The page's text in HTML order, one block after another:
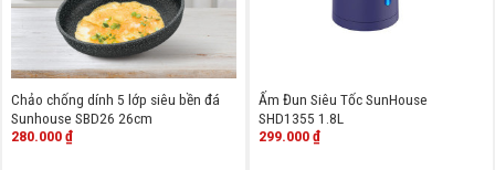
Chảo chống dính 5 lớp siêu bền đá
Sunhouse SBD26 26cm
280.000₫
Ấm Đun Siêu Tốc SunHouse
SHD1355 1.8L
299.000₫